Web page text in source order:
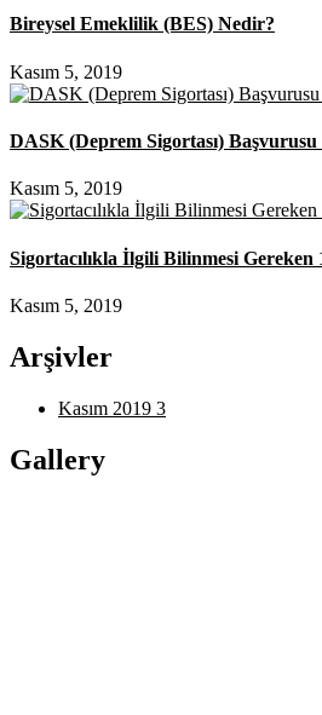
Bireysel Emeklilik (BES) Nedir?
Kasım 5, 2019
DASK (Deprem Sigortası)
Kasım 5, 2019
Sigortacılıkla İlgili Bilinmesi Gereken
Kasım 5, 2019
Arşivler
Kasım 2019 3
Gallery